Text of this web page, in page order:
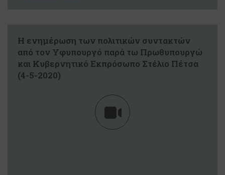
Η ενημέρωση των πολιτικών συντακτών
από τον Υφυπουργό παρά τω Πρωθυπουργώ
και Κυβερνητικό Εκπρόσωπο Στέλιο Πέτσα
(4-5-2020)